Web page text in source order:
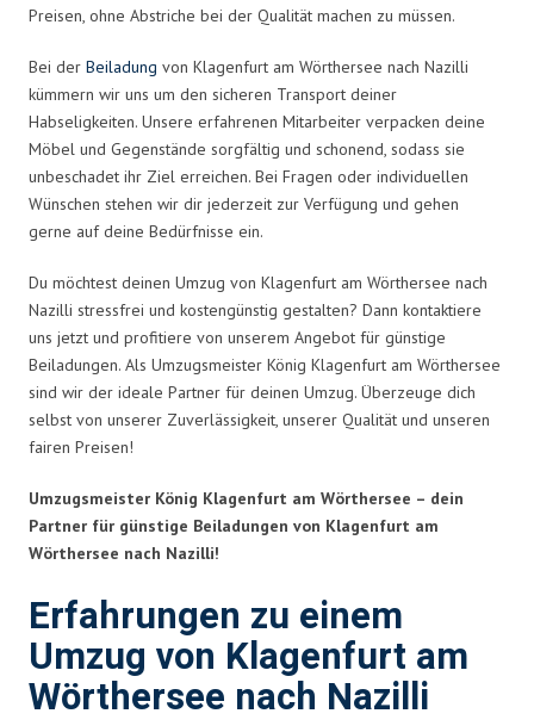
Preisen, ohne Abstriche bei der Qualität machen zu müssen.
Bei der Beiladung von Klagenfurt am Wörthersee nach Nazilli
kümmern wir uns um den sicheren Transport deiner
Habseligkeiten. Unsere erfahrenen Mitarbeiter verpacken deine
Möbel und Gegenstände sorgfältig und schonend, sodass sie
unbeschadet ihr Ziel erreichen. Bei Fragen oder individuellen
Wünschen stehen wir dir jederzeit zur Verfügung und gehen
gerne auf deine Bedürfnisse ein.
Du möchtest deinen Umzug von Klagenfurt am Wörthersee nach
Nazilli stressfrei und kostengünstig gestalten? Dann kontaktiere
uns jetzt und profitiere von unserem Angebot für günstige
Beiladungen. Als Umzugsmeister König Klagenfurt am Wörthersee
sind wir der ideale Partner für deinen Umzug. Überzeuge dich
selbst von unserer Zuverlässigkeit, unserer Qualität und unseren
fairen Preisen!
Umzugsmeister König Klagenfurt am Wörthersee – dein
Partner für günstige Beiladungen von Klagenfurt am
Wörthersee nach Nazilli!
Erfahrungen zu einem
Umzug von Klagenfurt am
Wörthersee nach Nazilli